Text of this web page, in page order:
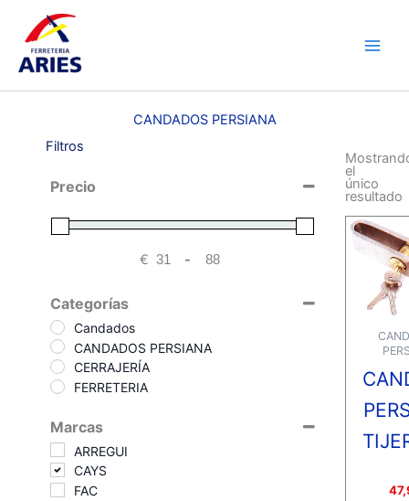
contenido
CANDADOS PERSIANA
Filtros
Precio
€ Minimum Price
-Maximum Price
Categorías
Candados
CANDADOS PERSIANA
CERRAJERÍA
FERRETERIA
Marcas
ARREGUI
CAYS
FAC
el
único
resultado